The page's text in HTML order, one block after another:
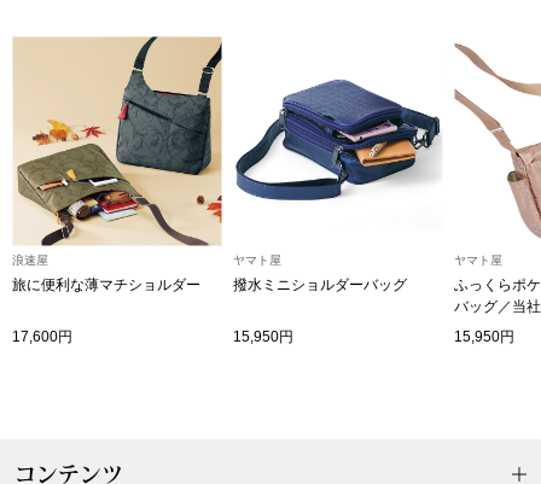
ルメールオマージュウオッチ
スカーフ／ス
手袋
サングラス／
浪速屋
旅に便利な薄マチショルダー
17,600円
ヤマト屋
撥水ミニショルダーバッグ
15,950円
ヤマト屋
ふっくらポ
バッグ／当
15,950円
コンテンツ